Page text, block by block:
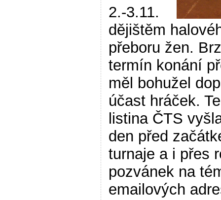
2.-3.11.
dějištěm
přeboru žen.
termín konání
měl bohužel
účast hráček.
listina ČTS
den před
turnaje a i přes
pozvánek na
emailových